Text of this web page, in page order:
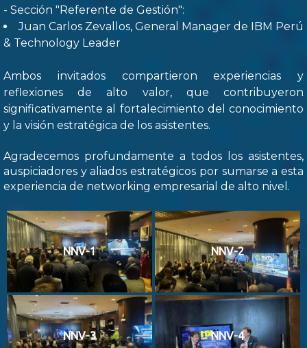
- Sección "Referente de Gestión":
Juan Carlos Zevallos, General Manager de IBM Perú
& Technology Leader
Ambos invitados compartieron experiencias y
reflexiones de alto valor, que contribuyeron
significativamente al fortalecimiento del conocimiento
y la visión estratégica de los asistentes.
Agradecemos profundamente a todos los asistentes,
auspiciadores y aliados estratégicos por sumarse a esta
experiencia de networking empresarial de alto nivel.
NNV-1 NNV-2
NNV-3 NNV-4